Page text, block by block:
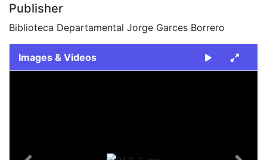
Publisher
Biblioteca Departamental Jorge Garces Borrero
Images & Videos